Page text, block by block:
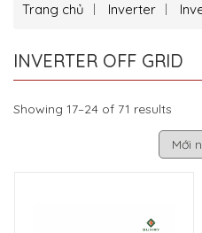
Trang chủ Inverter
INVERTER OFF GRID
Showing 17–24 of 71 results